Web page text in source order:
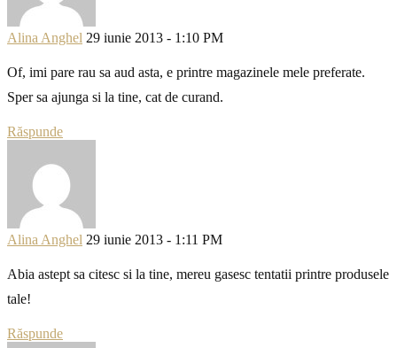
Alina Anghel 29 iunie 2013 - 1:10 PM
Of, imi pare rau sa aud asta, e printre magazinele mele preferate.
Sper sa ajunga si la tine, cat de curand.
Răspunde
Alina Anghel 29 iunie 2013 - 1:11 PM
Abia astept sa citesc si la tine, mereu gasesc tentatii printre produsele
tale!
Răspunde